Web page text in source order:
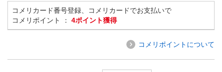
コメリカード番号登録、コメリカードでお支払いで
コメリポイント ： 4ポイント獲得
コメリポイントについて